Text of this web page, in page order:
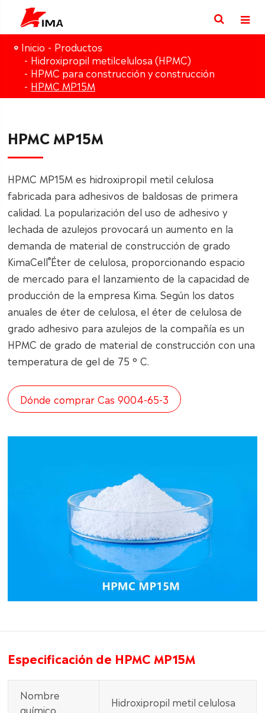
Inicio
Productos
Hidroxipropil metilcelulosa (HPMC)
HPMC para construcción y construcción
HPMC MP15M
HPMC MP15M
HPMC MP15M es hidroxipropil metil celulosa
fabricada para adhesivos de baldosas de primera
calidad. La popularización del uso de adhesivo y
lechada de azulejos provocará un aumento en la
demanda de material de construcción de grado
KimaCell®Éter de celulosa, proporcionando espacio
de mercado para el lanzamiento de la capacidad de
producción de la empresa Kima. Según los datos
anuales de éter de celulosa, el éter de celulosa de
grado adhesivo para azulejos de la compañía es un
HPMC de grado de material de construcción con una
temperatura de gel de 75 ° C.
Dónde comprar Cas 9004-65-3
Especificación de HPMC MP15M
Nombre
químico
Hidroxipropil metil celulosa